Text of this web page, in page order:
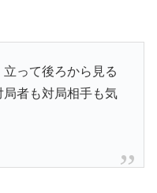
立って後ろから見る
者も対局相手も気